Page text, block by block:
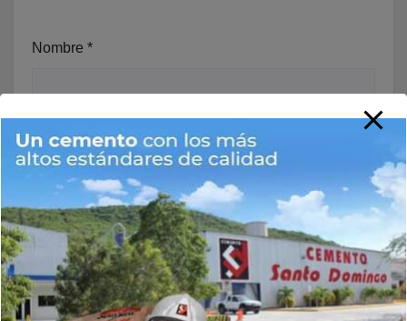
Nombre *
Correo electrónico*